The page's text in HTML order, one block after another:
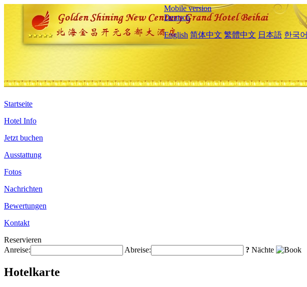
Mobile version
Deutsch
English 简体中文 繁體中文 日本語 한국어
Startseite
Hotel Info
Jetzt buchen
Ausstattung
Fotos
Nachrichten
Bewertungen
Kontakt
Reservieren
Anreise:
Abreise: ? Nächte
Hotelkarte